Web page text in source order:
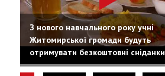
З нового навчального року учні
Житомирської громади будуть
отримувати безкоштовні сніданки